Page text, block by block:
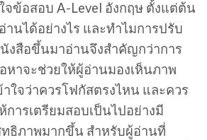
จข้อสอบ A-Level อังกฤษ ตั้งแต่ต้น
านได้อย่างไร และทำไมการปรับ
งสือขึ้นมาอ่านจึงสำคัญกว่าการ
หาจะช่วยให้ผู้อ่านมองเห็นภาพ
ใจว่าควรโฟกัสตรงไหน และควร
การเตรียมสอบเป็นไปอย่างมี
ธิภาพมากขึ้น สำหรับผู้อ่านที่